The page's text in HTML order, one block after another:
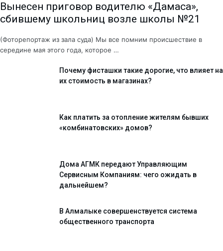
Вынесен приговор водителю «Дамаса»,
сбившему школьниц возле школы №21
(Фоторепортаж из зала суда) Мы все помним происшествие в
середине мая этого года, которое …
Почему фисташки такие дорогие, что влияет на
их стоимость в магазинах?
Как платить за отопление жителям бывших
«комбинатовских» домов?
Дома АГМК передают Управляющим
Сервисным Компаниям: чего ожидать в
дальнейшем?
В Алмалыке совершенствуется система
общественного транспорта